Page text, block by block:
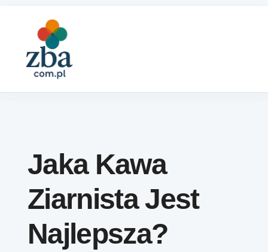
Jaka Kawa
Ziarnista Jest
Najlepsza?